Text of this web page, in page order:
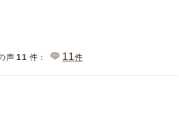
声 11 件： 11件